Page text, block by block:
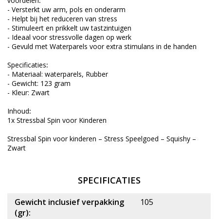
- Versterkt uw arm, pols en onderarm
- Helpt bij het reduceren van stress
- Stimuleert en prikkelt uw tastzintuigen
- Ideaal voor stressvolle dagen op werk
- Gevuld met Waterparels voor extra stimulans in de handen
Specificaties:
- Materiaal: waterparels, Rubber
- Gewicht: 123 gram
- Kleur: Zwart
Inhoud:
1x Stressbal Spin voor Kinderen
Stressbal Spin voor kinderen – Stress Speelgoed – Squishy –
Zwart
SPECIFICATIES
Gewicht inclusief verpakking
(gr):
105